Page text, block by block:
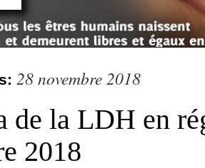
28 novembre 2018
de la LDH en
2018